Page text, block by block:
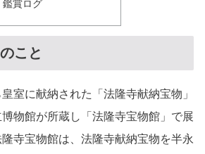
鑑賞ログ
こと
室に献納された「法隆寺献納宝物」
物館が所蔵し「法隆寺宝物館」で展
寺宝物館は、法隆寺献納宝物を半永